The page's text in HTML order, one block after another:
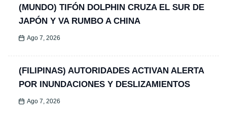
(MUNDO) TIFÓN DOLPHIN CRUZA EL SUR DE
JAPÓN Y VA RUMBO A CHINA
Ago 7, 2026
(FILIPINAS) AUTORIDADES ACTIVAN ALERTA
POR INUNDACIONES Y DESLIZAMIENTOS
Ago 7, 2026